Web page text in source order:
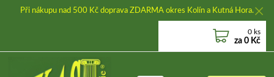
Při nákupu nad 500 Kč doprava ZDARMA okres Kolín a Kutná Hora.
0 ks
za 0 Kč